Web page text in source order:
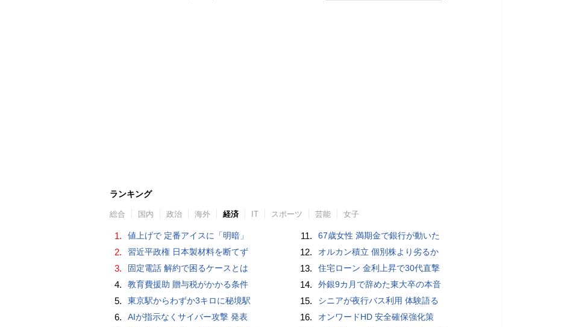
ランキング
総合 国内 政治 海外 経済 IT スポーツ 芸能 女子
1. 値上げで 定番アイスに「明暗」
2. 習近平政権 日本製材料を断てず
3. 固定電話 解約で困るケースとは
4. 教育費援助 贈与税がかかる条件
5. 東京駅からわずか3キロに秘境駅
6. AIが指示なくサイバー攻撃 発表
11. 67歳女性 満期金で銀行が動いた
12. オルカン積立 個別株より劣るか
13. 住宅ローン 金利上昇で30代直撃
14. 外銀9カ月で辞めた東大卒の本音
15. シニアが夜行バス利用 体験語る
16. オンワードHD 安全確保強化策